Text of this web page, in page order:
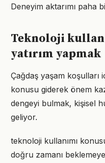
Deneyim aktarımı paha
Teknoloji
yatırım yapmak
Çağdaş yaşam koşulları
konusu giderek önem
dengeyi bulmak, kişisel
geliyor.
teknoloji kullanımı
doğru zamanı